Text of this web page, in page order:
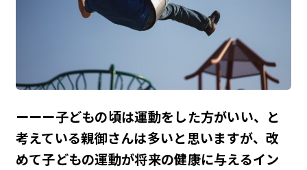
ーーー子どもの頃は運動をした方がいい、と
考えている親御さんは多いと思いますが、改
めて子どもの運動が将来の健康に与えるイン